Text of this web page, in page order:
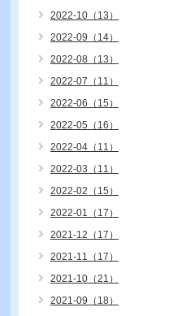
2022-10（13）
2022-09（14）
2022-08（13）
2022-07（11）
2022-06（15）
2022-05（16）
2022-04（11）
2022-03（11）
2022-02（15）
2022-01（17）
2021-12（17）
2021-11（17）
2021-10（21）
2021-09（18）